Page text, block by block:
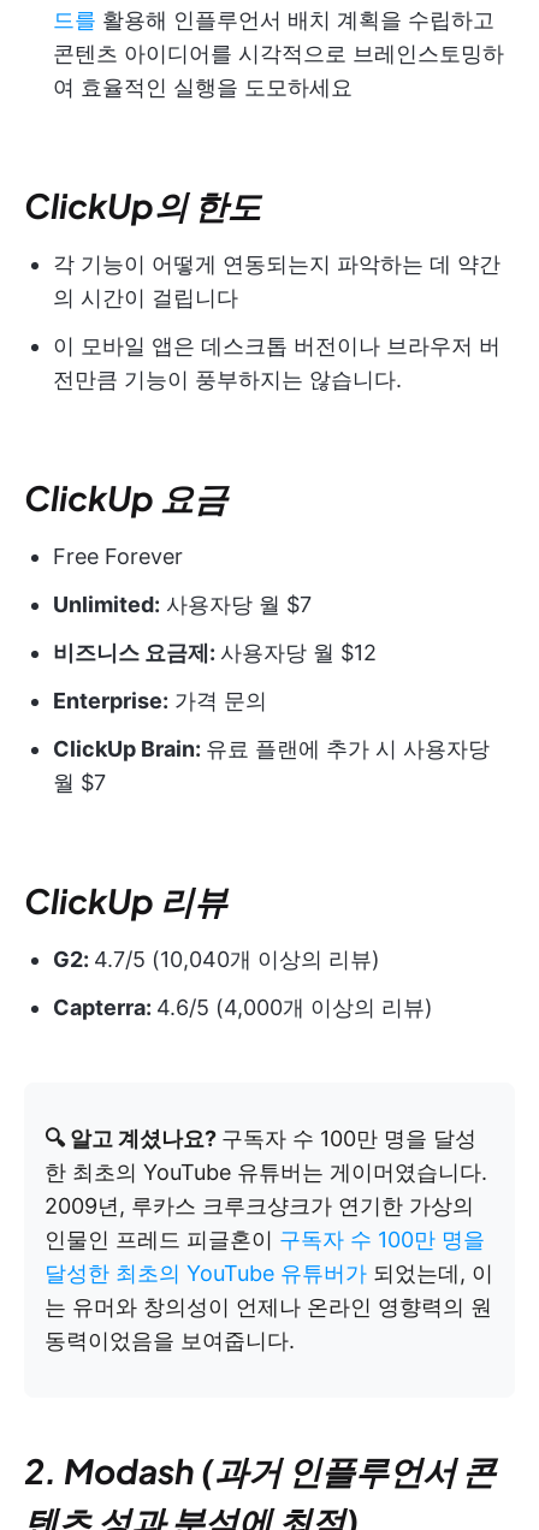
드를 활용해 인플루언서 배치 계획을 수립하고
콘텐츠 아이디어를 시각적으로 브레인스토밍하
여 효율적인 실행을 도모하세요
ClickUp의 한도
각 기능이 어떻게 연동되는지 파악하는 데 약간
의 시간이 걸립니다
이 모바일 앱은 데스크톱 버전이나 브라우저 버
전만큼 기능이 풍부하지는 않습니다.
ClickUp 요금
Free Forever
Unlimited: 사용자당 월 $7
비즈니스 요금제: 사용자당 월 $12
Enterprise: 가격 문의
ClickUp Brain: 유료 플랜에 추가 시 사용자당
월 $7
ClickUp 리뷰
G2: 4.7/5 (10,040개 이상의 리뷰)
Capterra: 4.6/5 (4,000개 이상의 리뷰)
🔍 알고 계셨나요? 구독자 수 100만 명을 달성
한 최초의 YouTube 유튜버는 게이머였습니다.
2009년, 루카스 크루크샹크가 연기한 가상의
인물인 프레드 피글혼이 구독자 수 100만 명을
달성한 최초의 YouTube 유튜버가 되었는데, 이
는 유머와 창의성이 언제나 온라인 영향력의 원
동력이었음을 보여줍니다.
2. Modash (과거 인플루언서 콘
텐츠 성과 분석에 최적)